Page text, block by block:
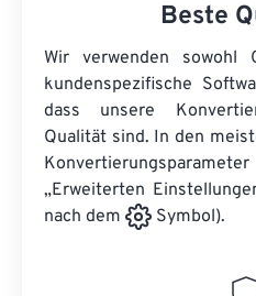
Beste
Wir verwenden sowohl
kundenspezifische
dass unsere
Qualität sind. In den
„Erweiterten
nach dem
Symbol).